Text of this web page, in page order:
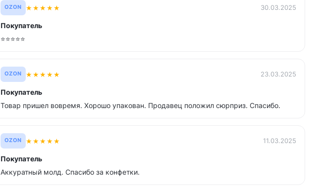
OZON ★★★★★ 30.03.2025
Покупатель
⭐⭐⭐⭐⭐
OZON ★★★★★ 23.03.2025
Покупатель
Товар пришел вовремя. Хорошо упакован. Продавец положил сюрприз. Спасибо.
OZON ★★★★★ 11.03.2025
Покупатель
Аккуратный молд. Спасибо за конфетки.